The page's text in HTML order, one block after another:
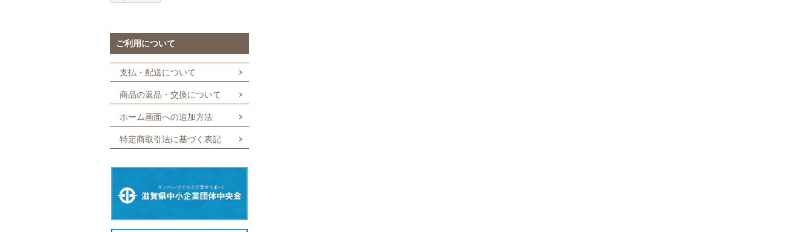
ご利用について
支払・配送について
商品の返品・交換について
ホーム画面への追加方法
特定商取引法に基づく表記